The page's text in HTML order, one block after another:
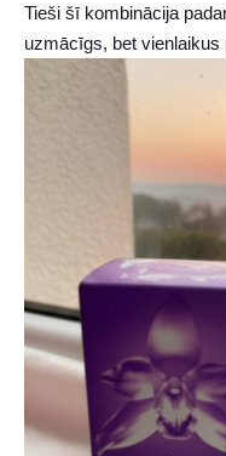
Tieši šī kombinācija
uzmācīgs, bet vienlaikus